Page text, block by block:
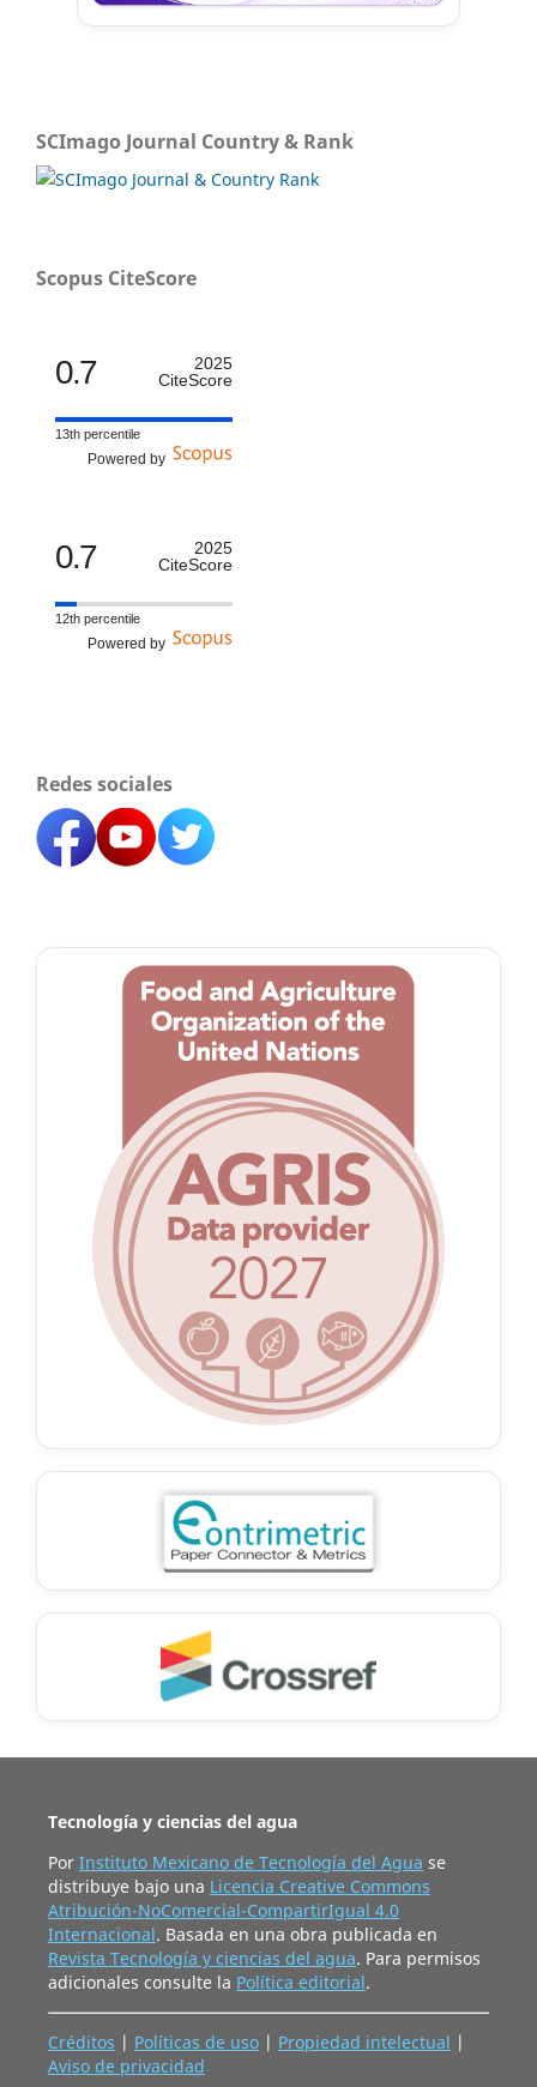
SCImago Journal Country & Rank
Scopus CiteScore
0.7
2025
CiteScore
13th percentile
Powered by
0.7
2025
CiteScore
12th percentile
Powered by
Redes sociales
Tecnología y ciencias del agua
Por Instituto Mexicano de Tecnología del Agua se
distribuye bajo una Licencia Creative Commons
Atribución-NoComercial-CompartirIgual 4.0
Internacional. Basada en una obra publicada en
Revista Tecnología y ciencias del agua. Para permisos
adicionales consulte la Política editorial.
Créditos | Políticas de uso| Propiedad intelectual |
Aviso de privacidad